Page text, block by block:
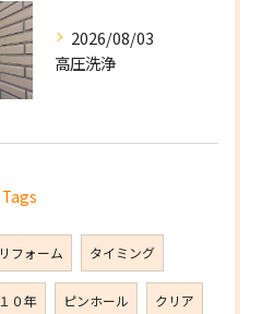
2026/08/03
高圧洗浄
Tags
リフォーム タイミング
１０年 ピンホール クリア